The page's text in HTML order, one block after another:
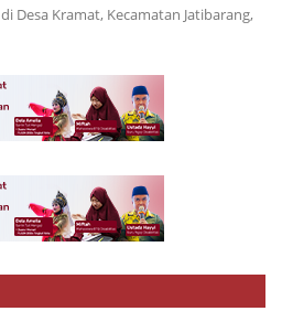
Desa Kramat, Kecamatan Jatibarang,